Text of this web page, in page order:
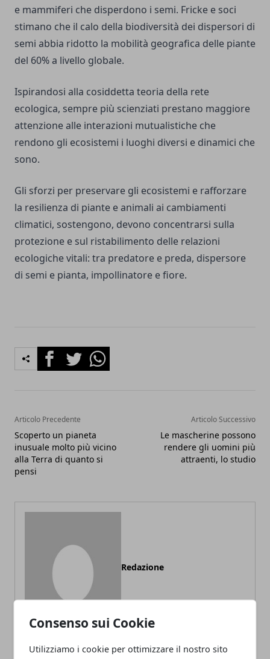
Consenso sui Cookie
Utilizziamo i cookie per ottimizzare il nostro sito
e mammiferi che disperdono i semi. Fricke e soci
stimano che il calo della biodiversità dei dispersori di
semi abbia ridotto la mobilità geografica delle piante
del 60% a livello globale.
Ispirandosi alla cosiddetta teoria della rete
ecologica, sempre più scienziati prestano maggiore
attenzione alle interazioni mutualistiche che
rendono gli ecosistemi i luoghi diversi e dinamici che
sono.
Gli sforzi per preservare gli ecosistemi e rafforzare
la resilienza di piante e animali ai cambiamenti
climatici, sostengono, devono concentrarsi sulla
protezione e sul ristabilimento delle relazioni
ecologiche vitali: tra predatore e preda, dispersore
di semi e pianta, impollinatore e fiore.
FacebookTwitterWhatsapp
Articolo Precedente
Scoperto un pianeta
inusuale molto più vicino
alla Terra di quanto si
pensi
Articolo Successivo
Le mascherine possono
rendere gli uomini più
attraenti, lo studio
Redazione